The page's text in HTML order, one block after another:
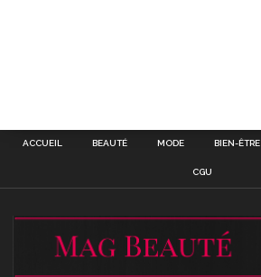
ACCUEIL BEAUTÉ MODE BIEN-ÊTRE
CGU